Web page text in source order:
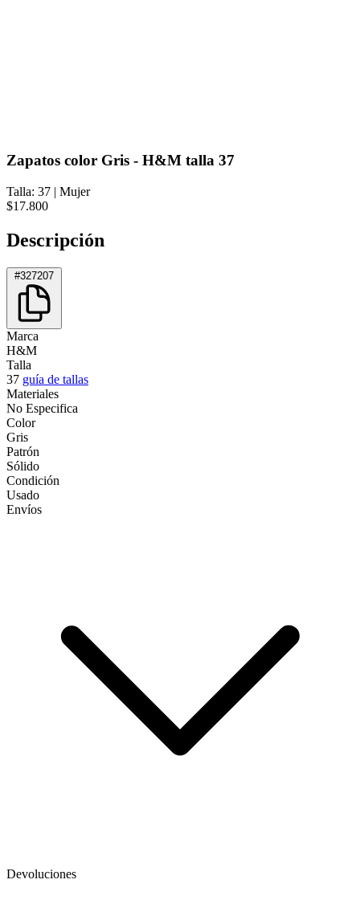
Zapatos color Gris - H&M talla 37
Talla: 37 | Mujer
$17.800
Descripción
#327207
Marca
H&M
Talla
37 guía de tallas
Materiales
No Especifica
Color
Gris
Patrón
Sólido
Condición
Usado
Envíos
Devoluciones